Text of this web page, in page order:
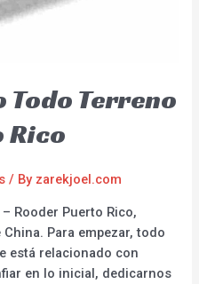
Terreno
Rico
/ By zarekjoel.com
Rooder Puerto Rico,
Para empezar, todo
está relacionado con
en lo inicial, dedicarnos